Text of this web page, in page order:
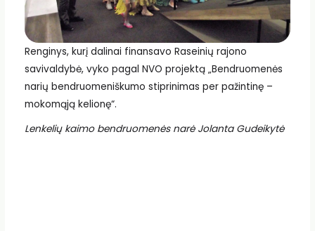
Renginys, kurį dalinai finansavo Raseinių rajono
savivaldybė, vyko pagal NVO projektą „Bendruomenės
narių bendruomeniškumo stiprinimas per pažintinę –
mokomąją kelionę“.
Lenkelių kaimo bendruomenės narė Jolanta Gudeikytė